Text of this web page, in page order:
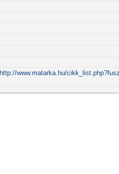
http://www.matarka.hu/